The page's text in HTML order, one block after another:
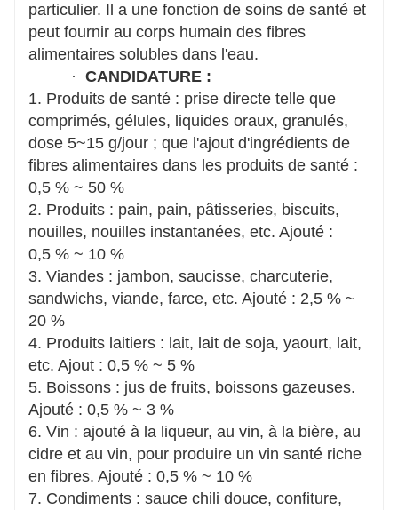
particulier. Il a une fonction de soins de santé et
peut fournir au corps humain des fibres
alimentaires solubles dans l'eau.
· CANDIDATURE :
1. Produits de santé : prise directe telle que
comprimés, gélules, liquides oraux, granulés,
dose 5~15 g/jour ; que l'ajout d'ingrédients de
fibres alimentaires dans les produits de santé :
0,5 % ~ 50 %
2. Produits : pain, pain, pâtisseries, biscuits,
nouilles, nouilles instantanées, etc. Ajouté :
0,5 % ~ 10 %
3. Viandes : jambon, saucisse, charcuterie,
sandwichs, viande, farce, etc. Ajouté : 2,5 % ~
20 %
4. Produits laitiers : lait, lait de soja, yaourt, lait,
etc. Ajout : 0,5 % ~ 5 %
5. Boissons : jus de fruits, boissons gazeuses.
Ajouté : 0,5 % ~ 3 %
6. Vin : ajouté à la liqueur, au vin, à la bière, au
cidre et au vin, pour produire un vin santé riche
en fibres. Ajouté : 0,5 % ~ 10 %
7. Condiments : sauce chili douce, confiture,